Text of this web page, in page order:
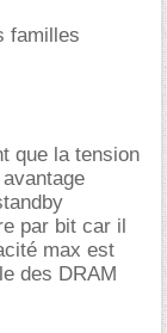
familles
que la tension
par bit car il
max est
des DRAM